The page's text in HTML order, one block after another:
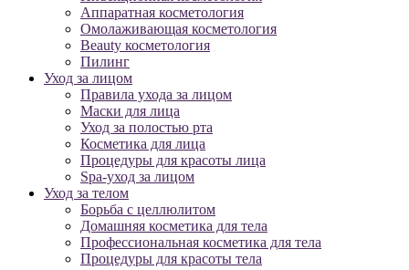
Аппаратная косметология
Омолаживающая косметология
Beauty косметология
Пилинг
Уход за лицом
Правила ухода за лицом
Маски для лица
Уход за полостью рта
Косметика для лица
Процедуры для красоты лица
Spa-уход за лицом
Уход за телом
Борьба с целлюлитом
Домашняя косметика для тела
Профессиональная косметика для тела
Процедуры для красоты тела